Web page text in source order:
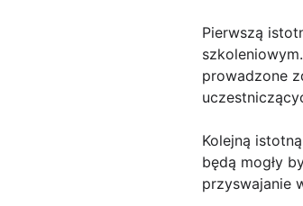
Pierwszą
prowadzone
Kolejną
będą mogły
przyswajanie